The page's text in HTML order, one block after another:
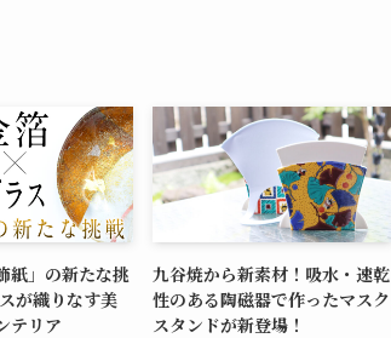
紙」の新たな挑
が織りなす美
テリア
九谷焼から新素材！吸水・速乾
性のある陶磁器で作ったマスク
スタンドが新登場！